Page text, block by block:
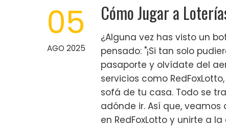
05
AGO 2025
Cómo Jugar a
¿Alguna vez has visto un
pensado: "¡Si tan solo
pasaporte y olvídate del
servicios como
sofá de tu casa. Todo se
adónde ir. Así que,
en RedFoxLotto y unirte a